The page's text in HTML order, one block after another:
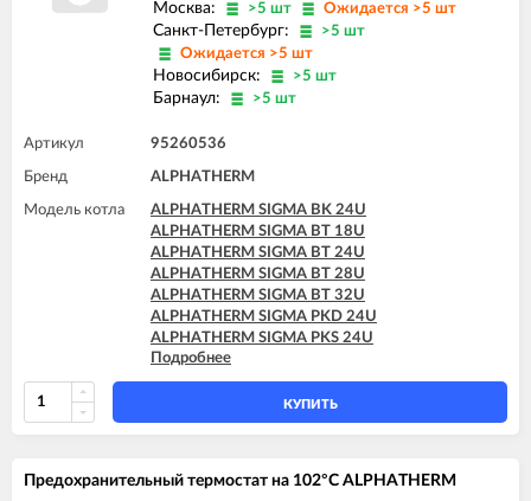
Москва: >5 шт Ожидается >5 шт
Санкт-Петербург:
>5 шт
Ожидается >5 шт
Новосибирск: >5 шт
Барнаул: >5 шт
Артикул 95260536
Бренд ALPHATHERM
Модель котла
ALPHATHERM SIGMA BK 24U
ALPHATHERM SIGMA BT 18U
ALPHATHERM SIGMA BT 24U
ALPHATHERM SIGMA BT 28U
ALPHATHERM SIGMA BT 32U
ALPHATHERM SIGMA PKD 24U
ALPHATHERM SIGMA PKS 24U
ALPHATHERM SIGMA PTD 24U
ALPHATHERM SIGMA PTD 28U
ALPHATHERM SIGMA PTS 18U
ALPHATHERM SIGMA PTS 24U
Подробнее
КУПИТЬ
Предохранительный термостат на 102°C ALPHATHERM